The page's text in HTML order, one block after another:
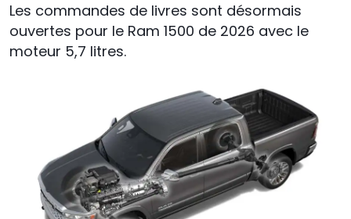
Les commandes de livres sont désormais
ouvertes pour le Ram 1500 de 2026 avec le
moteur 5,7 litres.